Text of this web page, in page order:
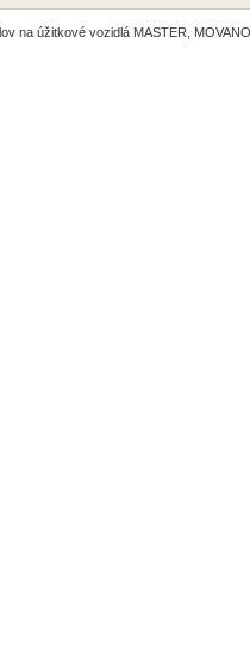
na úžitkové vozidlá MASTER,